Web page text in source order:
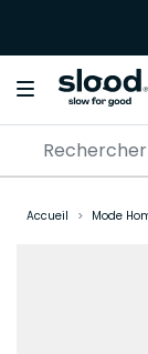
Accueil Mode